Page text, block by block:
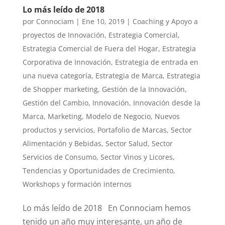
Lo más leído de 2018
por Connociam | Ene 10, 2019| Coaching y Apoyo a
proyectos de Innovación, Estrategia Comercial,
Estrategia Comercial de Fuera del Hogar, Estrategia
Corporativa de Innovación, Estrategia de entrada en
una nueva categoría, Estrategia de Marca, Estrategia
de Shopper marketing, Gestión de la Innovación,
Gestión del Cambio, Innovación, Innovación desde la
Marca, Marketing, Modelo de Negocio, Nuevos
productos y servicios, Portafolio de Marcas, Sector
Alimentación y Bebidas, Sector Salud, Sector
Servicios de Consumo, Sector Vinos y Licores,
Tendencias y Oportunidades de Crecimiento,
Workshops y formación internos
Lo más leído de 2018 En Connociam hemos
tenido un año muy interesante, un año de